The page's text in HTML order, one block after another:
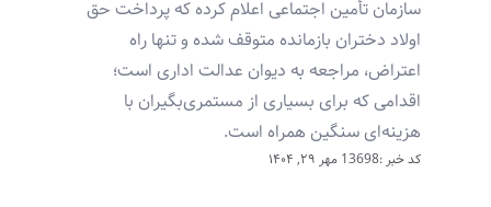
سازمان تأمین اجتماعی اعلام کرده که پرداخت حق
اولاد دختران بازمانده متوقف شده و تنها راه
اعتراض، مراجعه به دیوان عدالت اداری است؛
اقدامی که برای بسیاری از مستمری‌بگیران با
هزینه‌ای سنگین همراه است.
کد خبر :13698 مهر ۲۹, ۱۴۰۴